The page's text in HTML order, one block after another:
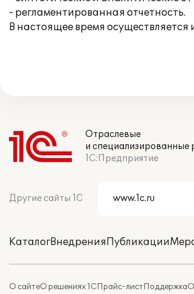
- регламентированная отчетность.
В настоящее время
Отраслевые
и специализированные
1С:Предприятие
Другие сайты 1С
КаталогВнедренияПубликации
О сайтеО решениях 1СПрайс-листПоддержка